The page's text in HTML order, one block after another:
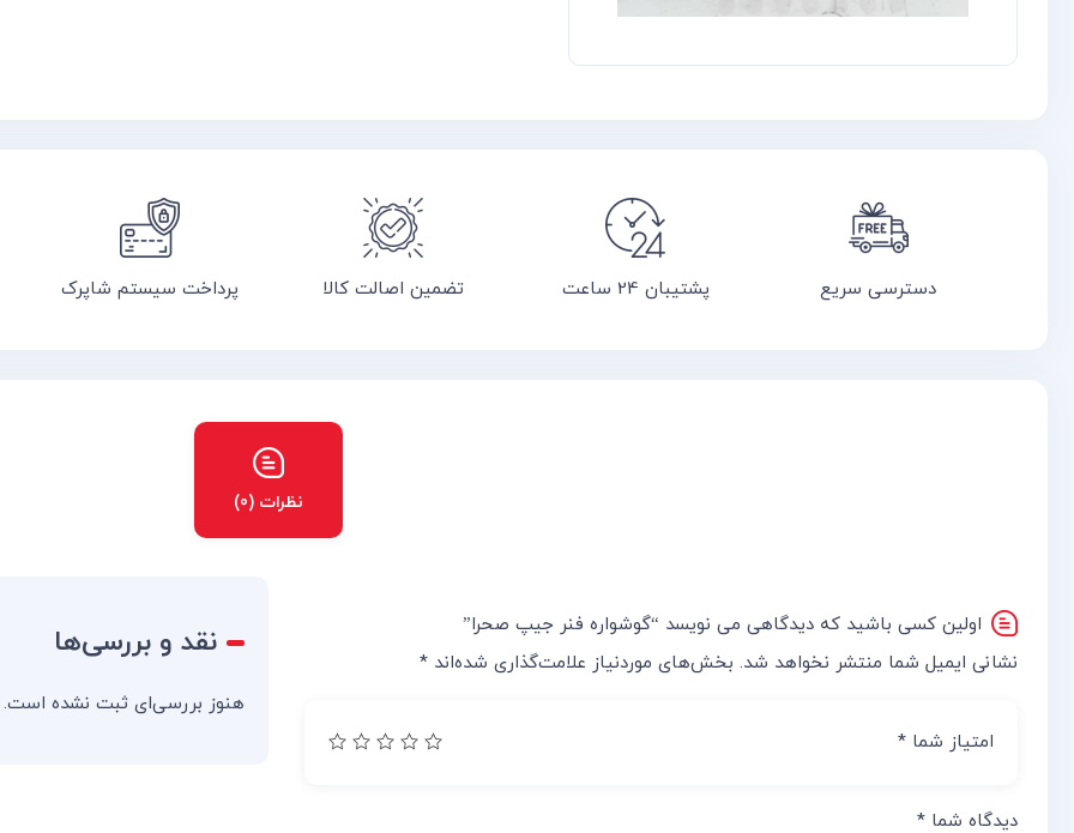
دسترسی سریع پشتیبان 24 ساعت تضمین اصالت کالا پرداخت سیستم شاپرک
نظرات (0)
نقد و بررسی‌ها
هنوز بررسی‌ای ثبت نشده است.
اولین کسی باشید که دیدگاهی می نویسد “گوشواره فنر جیپ صحرا”
نشانی ایمیل شما منتشر نخواهد شد. بخش‌های موردنیاز علامت‌گذاری شده‌اند *
امتیاز شما *
دیدگاه شما *